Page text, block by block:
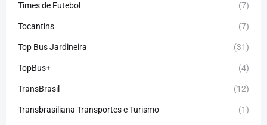
Times de Futebol (7)
Tocantins (7)
Top Bus Jardineira (31)
TopBus+ (4)
TransBrasil (12)
Transbrasiliana Transportes e Turismo (1)